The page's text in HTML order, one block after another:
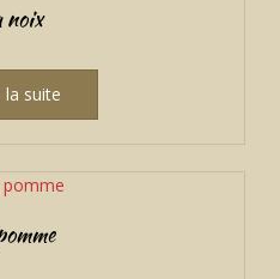
noix
la suite